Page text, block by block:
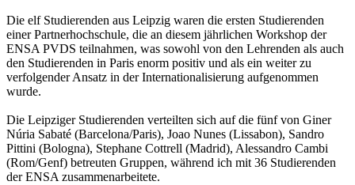
Die elf Studierenden aus Leipzig waren die ersten Studierenden
einer Partnerhochschule, die an diesem jährlichen Workshop der
ENSA PVDS teilnahmen, was sowohl von den Lehrenden als auch
den Studierenden in Paris enorm positiv und als ein weiter zu
verfolgender Ansatz in der Internationalisierung aufgenommen
wurde.
Die Leipziger Studierenden verteilten sich auf die fünf von Giner
Núria Sabaté (Barcelona/Paris), Joao Nunes (Lissabon), Sandro
Pittini (Bologna), Stephane Cottrell (Madrid), Alessandro Cambi
(Rom/Genf) betreuten Gruppen, während ich mit 36 Studierenden
der ENSA zusammenarbeitete.